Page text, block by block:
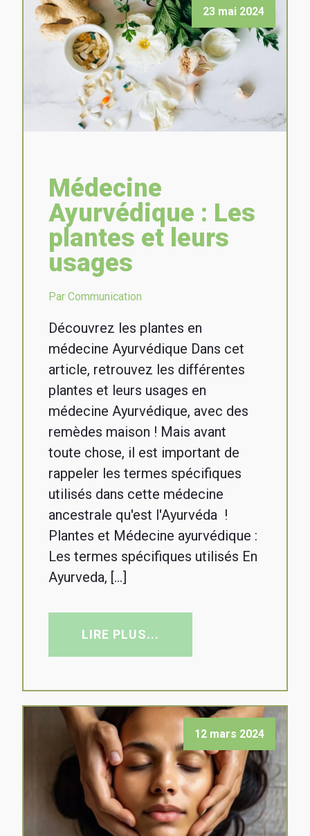
23 mai 2024
Médecine
Ayurvédique : Les
plantes et leurs
usages
Par Communication
Découvrez les plantes en
médecine Ayurvédique Dans cet
article, retrouvez les différentes
plantes et leurs usages en
médecine Ayurvédique, avec des
remèdes maison ! Mais avant
toute chose, il est important de
rappeler les termes spécifiques
utilisés dans cette médecine
ancestrale qu'est l'Ayurvéda !
Plantes et Médecine ayurvédique :
Les termes spécifiques utilisés En
Ayurveda, […]
LIRE PLUS...
12 mars 2024